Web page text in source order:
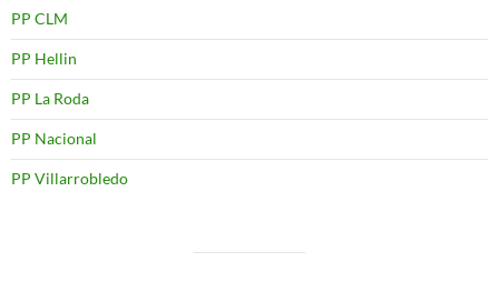
PP CLM
PP Hellin
PP La Roda
PP Nacional
PP Villarrobledo